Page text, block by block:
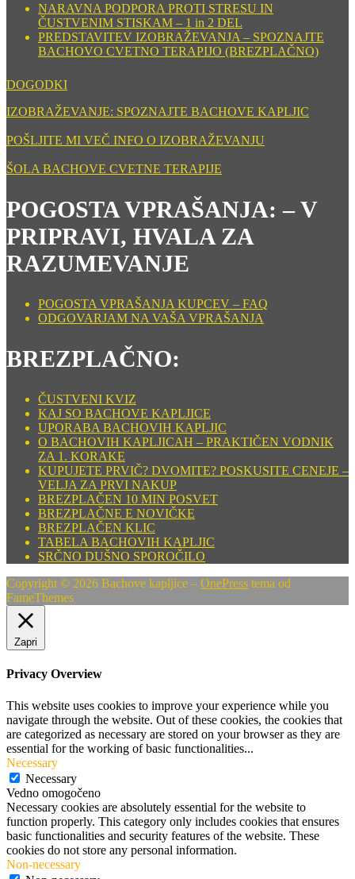
NARAVNA PODPORA PROTI STRESU IN
ČUSTVENIM STISKAM – 1 in 2 DEL
PREDSTAVITEV IZOBRAŽEVANJA – SPOZNAJTE
BACHOVO CVETNO TERAPIJO (BREZPLAČNO)
DOGODKI
IZOBRAŽEVANJE: SPOZNAJTE BACHOVE KAPLJIC
POŠLJITE MI VEČ INFO O IZOBRAŽEVANJU
ŠOLA BACHOVE CVETNE TERAPIJE
POGOSTA VPRAŠANJA: – V
PRIPRAVI, HVALA ZA
RAZUMEVANJE
POGOSTA VPRAŠANJA KUPCEV – FAQ
ODGOVARJAM NA VAŠA VPRAŠANJA
BREZPLAČNO:
ČUSTVENI KVIZ
KAJ SO BACHOVE KAPLJICE
UPORABA BACHOVIH KAPLJIC
O BACHOVIH KAPLJICAH – PRAKTIČEN VODNIK
ZA 1. KORAKE
KUPUJETE PRVIČ? DVOMITE? POSKUSITE CENEJE –
VELJA ZA PRVI NAKUP
BREZPLAČEN 10 MIN POSVET
BREZPLAČNE E NOVIČKE
BREZPLAČEN KLIC
TABELA BACHOVIH KAPLJIC
SRČNO DUŠNO SPOROČILO
Copyright © 2026 Bachove kapljice – OnePress tema od
FameThemes
Zapri
Privacy Overview
This website uses cookies to improve your experience while you
navigate through the website. Out of these cookies, the cookies that
are categorized as necessary are stored on your browser as they are
essential for the working of basic functionalities...
Necessary
Necessary
Vedno omogočeno
Necessary cookies are absolutely essential for the website to
function properly. This category only includes cookies that ensures
basic functionalities and security features of the website. These
cookies do not store any personal information.
Non-necessary